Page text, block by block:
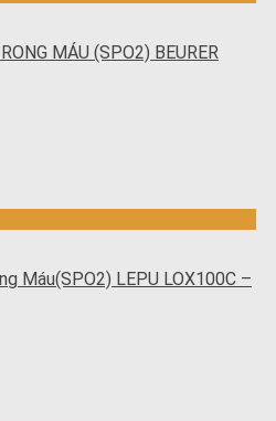
MÁU (SPO2) BEURER
Máu(SPO2) LEPU LOX100C –